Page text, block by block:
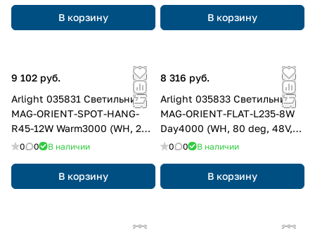
В корзину В корзину
9 102 руб.
Arlight 035831 Светильник
MAG-ORIENT-SPOT-HANG-
R45-12W Warm3000 (WH, 24
deg, 48V, DALI) (Arlight, IP20
0 0 В наличии
В корзину
8 316 руб.
Arlight 035833 Светильник
MAG-ORIENT-FLAT-L235-8W
Day4000 (WH, 80 deg, 48V,
DALI) (Arlight, IP20 Металл, 3
0 0 В наличии
В корзину